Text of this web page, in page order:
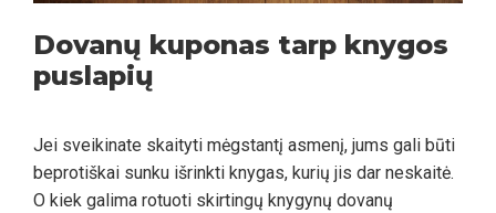
Dovanų kuponas tarp knygos
puslapių
Jei sveikinate skaityti mėgstantį asmenį, jums gali būti
beprotiškai sunku išrinkti knygas, kurių jis dar neskaitė.
O kiek galima rotuoti skirtingų knygynų dovanų